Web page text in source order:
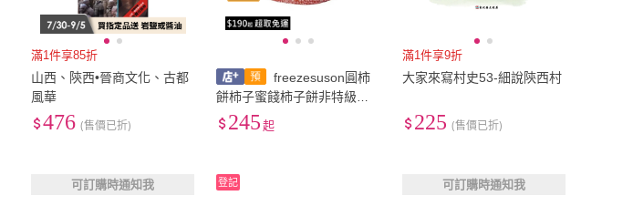
滿1件享85折
山西、陝西•晉商文化、古都
風華
476 (售價已折)
可訂購時通知我
freezesuson圓柿
餅柿子蜜餞柿子餅非特級陝
西富平柿餅新鮮
245 起
登記
滿1件享9折
大家來寫村史53-細說陝西村
225 (售價已折)
可訂購時通知我